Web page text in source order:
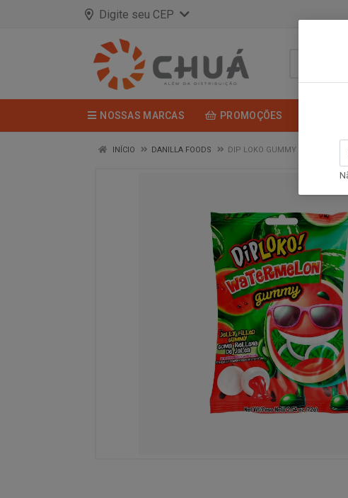
Digite seu CEP
NOSSAS MARCAS PROMOÇÕES
INÍCIO DANILLA FOODS DIP LOKO GUMMY MELANCIA